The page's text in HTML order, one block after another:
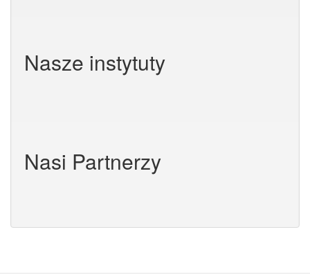
Nasze instytuty
Nasi Partnerzy